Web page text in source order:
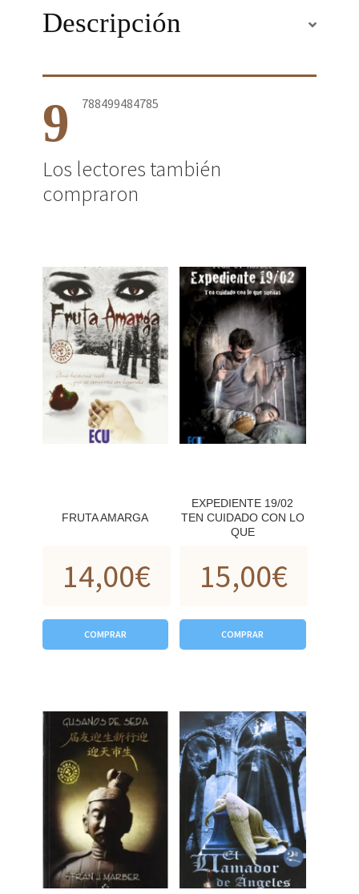
Descripción
9 788499484785
Los lectores también
compraron
FRUTA AMARGA
14,00€
COMPRAR
EXPEDIENTE 19/02
TEN CUIDADO CON LO
QUE
15,00€
COMPRAR